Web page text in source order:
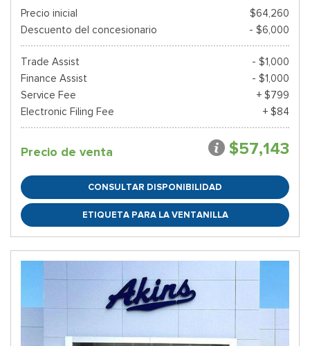
Precio inicial
$64,260
Descuento del concesionario
- $6,000
Trade Assist
- $1,000
Finance Assist
- $1,000
Service Fee
+ $799
Electronic Filing Fee
+ $84
Precio de venta $57,143
CONSULTAR DISPONIBILIDAD
ETIQUETA PARA LA VENTANILLA